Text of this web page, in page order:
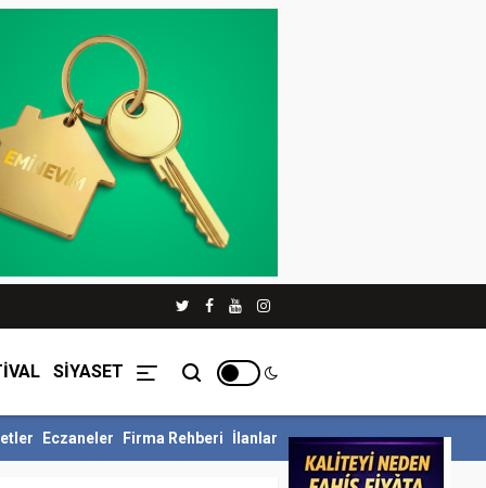
SİYASET
Siyer Yarışmasını Ka... İnegöl Belediyesi Çevre Zabıtasından
Eczaneler Firma Rehberi İlanlar